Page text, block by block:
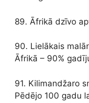
89. Āfrikā dzīvo
90. Lielākais
Āfrikā – 90%
91. Kilimandžaro
Pēdējo 100 gadu